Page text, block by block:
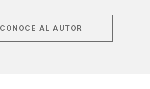
CONOCE AL AUTOR